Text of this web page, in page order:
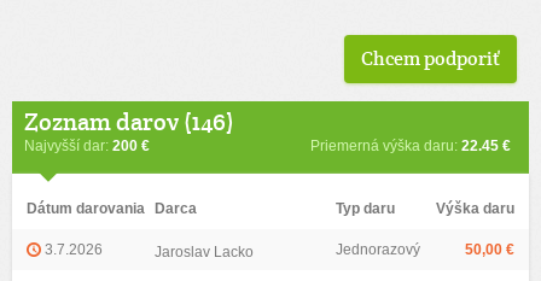
Chcem podporiť
Zoznam darov (146)
Najvyšší dar: 200 € Priemerná výška daru: 22.45 €
Dátum darovania Darca Typ daru Výška daru
3.7.2026 Jaroslav Lacko Jednorazový 50,00 €